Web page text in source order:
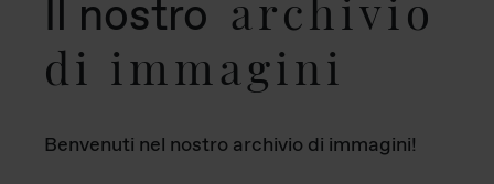
Il nostro
di immagini
Benvenuti nel nostro archivio di immagini!